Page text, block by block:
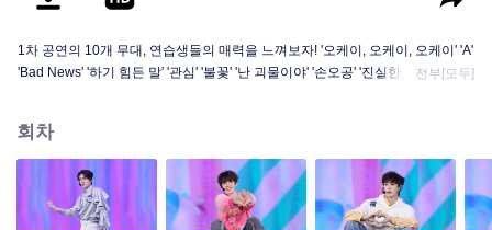
1차 공연의 10개 무대, 연습생들의 매력을 느껴보자! '오케이, 오케이, 오케이' 'A'
'Bad News' '하기 힘든 말' '관심' '불꽃' '난 괴물이야' '손오공' '진실한 사랑' '달빛
전부[모두]
회차